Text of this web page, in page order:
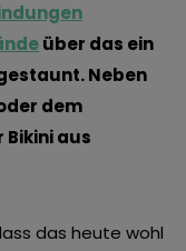
über das ein
Neben
dem
aus
das heute wohl